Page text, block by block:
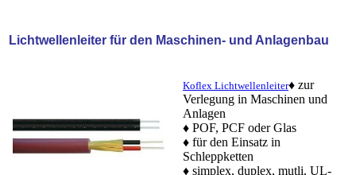
Lichtwellenleiter für den Maschinen- und Anlagenbau
Koflex Lichtwellenleiter♦ zur
Verlegung in Maschinen und
Anlagen
♦ POF, PCF oder Glas
♦ für den Einsatz in
Schleppketten
♦ simplex, duplex, mutli, UL-